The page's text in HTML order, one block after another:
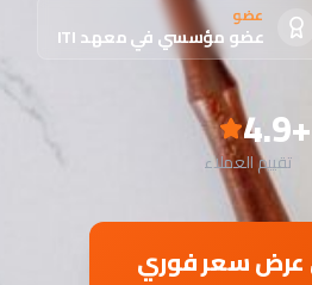
عضو
عضو مؤسسي في معهد ITI
4.9
تقييم العملاء
عرض سعر فوري